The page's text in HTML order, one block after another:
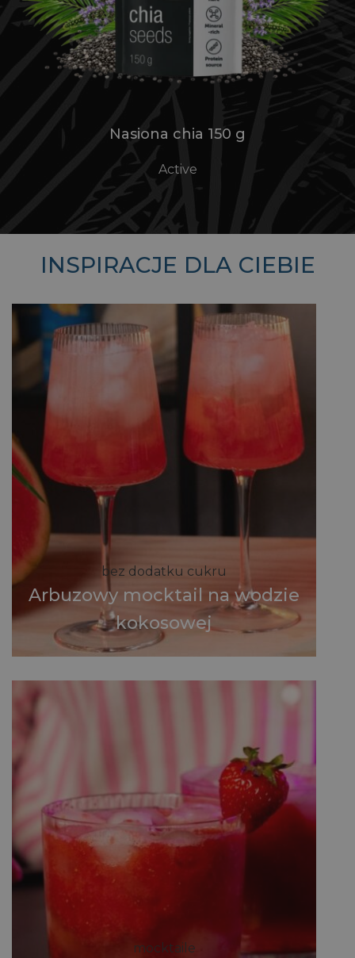
Tahini Premium 300 g
Kremy i pasty
INSPIRACJE DLA CIEBIE
bez dodatku cukru
Arbuzowy mocktail na wodzie
kokosowej
mocktaile